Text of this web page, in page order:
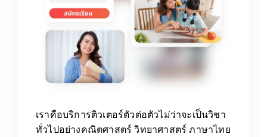
เราคือบริการติวเตอร์ตัวต่อตัวไม่ว่าจะเป็นวิชา
ทั่วไปอย่างคณิตศาสตร์ วิทยาศาสตร์ ภาษาไทย